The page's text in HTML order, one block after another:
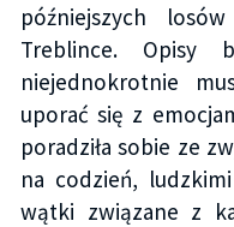
późniejszych
Treblince. Opisy
niejednokrotnie
uporać się z
poradziła sobie ze
na codzień,
wątki związane z